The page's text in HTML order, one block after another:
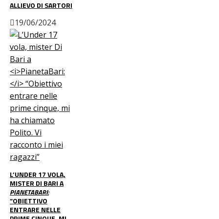
ALLIEVO DI SARTORI
19/06/2024
L’UNDER 17 VOLA,
MISTER DI BARI A
PIANETABARI:
“OBIETTIVO
ENTRARE NELLE